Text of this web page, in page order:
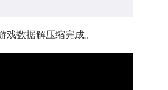
戏数据解压缩完成。